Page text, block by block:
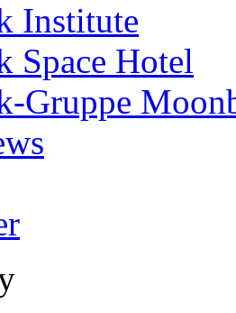
Institute
Space Hotel
Gruppe